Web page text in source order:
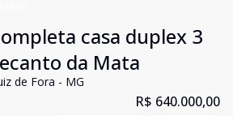
casa duplex 3
da Mata
de Fora - MG
R$ 640.000,00